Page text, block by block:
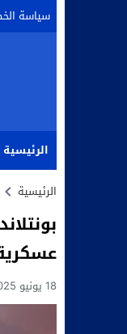
سياسة
الرئيسية
الرئيسية
18 يونيو 2025